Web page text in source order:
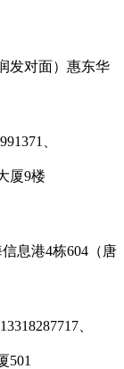
发对面）惠东华
、
厦9楼
息港4栋604（唐
、
501